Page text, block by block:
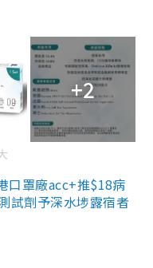
+2
口罩廠acc+推$18病
試劑予深水埗露宿者